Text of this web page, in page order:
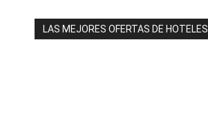
LAS MEJORES OFERTAS DE HOTELES